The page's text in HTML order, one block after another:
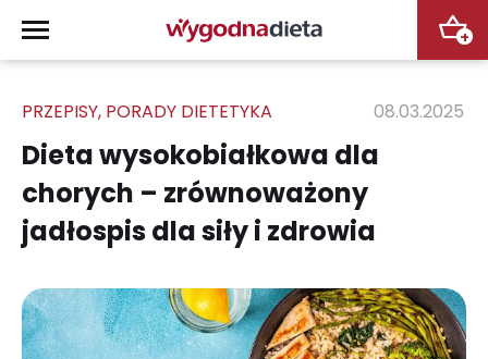
+
PRZEPISY, PORADY DIETETYKA 08.03.2025
Dieta wysokobiałkowa dla
chorych – zrównoważony
jadłospis dla siły i zdrowia